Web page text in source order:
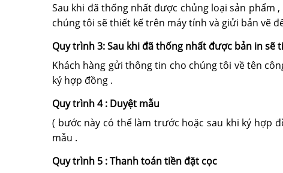
Sau khi đã thống nhất được chủng loại sản phẩm
chúng tôi sẽ thiết kế trên máy tính và giửi bản vẽ
Quy trình 3: Sau khi đã thống nhất được bản in sẽ
Khách hàng gửi thông tin cho chúng tôi về tên
ký hợp đồng .
Quy trình 4 : Duyệt mẫu
( bước này có thể làm trước hoặc sau khi ký hợp
mẫu .
Quy trình 5 : Thanh toán tiền đặt cọc